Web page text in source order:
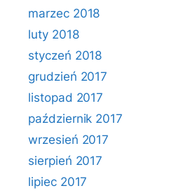
marzec 2018
luty 2018
styczeń 2018
grudzień 2017
listopad 2017
październik 2017
wrzesień 2017
sierpień 2017
lipiec 2017